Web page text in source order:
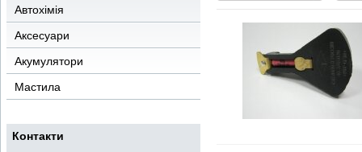
Автохімія
Аксесуари
Акумулятори
Мастила
Контакти